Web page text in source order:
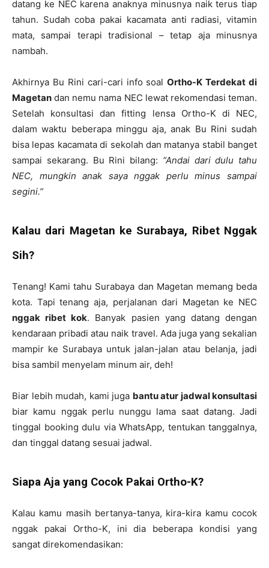
datang ke NEC karena anaknya minusnya naik terus tiap
tahun. Sudah coba pakai kacamata anti radiasi, vitamin
mata, sampai terapi tradisional – tetap aja minusnya
nambah.
Akhirnya Bu Rini cari-cari info soalOrtho-K Terdekat di
Magetan dan nemu nama NEC lewat rekomendasi teman.
Setelah konsultasi dan fitting lensa Ortho-K di NEC,
dalam waktu beberapa minggu aja, anak Bu Rini sudah
bisa lepas kacamata di sekolah dan matanya stabil banget
sampai sekarang. Bu Rini bilang: “Andai dari dulu tahu
NEC, mungkin anak saya nggak perlu minus sampai
segini.”
Kalau dari Magetan ke Surabaya, Ribet Nggak
Sih?
Tenang! Kami tahu Surabaya dan Magetan memang beda
kota. Tapi tenang aja, perjalanan dari Magetan ke NEC
nggak ribet kok. Banyak pasien yang datang dengan
kendaraan pribadi atau naik travel. Ada juga yang sekalian
mampir ke Surabaya untuk jalan-jalan atau belanja, jadi
bisa sambil menyelam minum air, deh!
Biar lebih mudah, kami juga bantu atur jadwal konsultasi
biar kamu nggak perlu nunggu lama saat datang. Jadi
tinggal booking dulu via WhatsApp, tentukan tanggalnya,
dan tinggal datang sesuai jadwal.
Siapa Aja yang Cocok Pakai Ortho-K?
Kalau kamu masih bertanya-tanya, kira-kira kamu cocok
nggak pakai Ortho-K, ini dia beberapa kondisi yang
sangat direkomendasikan: